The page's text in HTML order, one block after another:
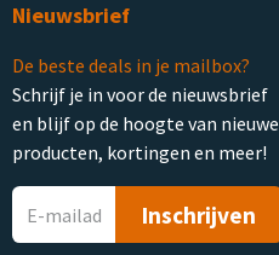
Nieuwsbrief
De beste deals in je mailbox?
Schrijf je in voor de nieuwsbrief
en blijf op de hoogte van nieuwe
producten, kortingen en meer!
Inschrijven